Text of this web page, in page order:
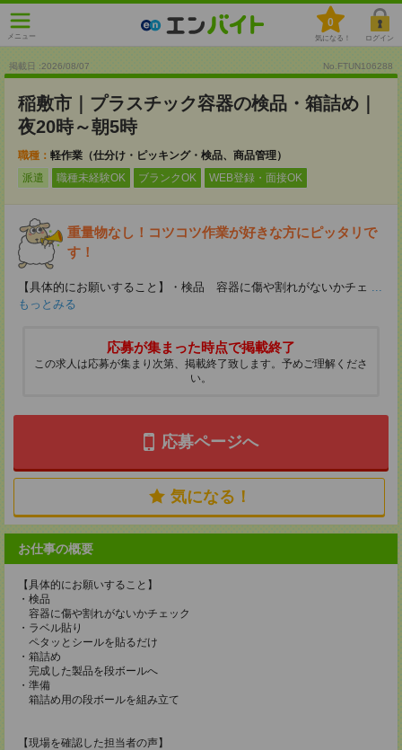
メニュー
0
気になる！ ログイン
掲載日 :2026/08/07 No.FTUN106288
稲敷市｜プラスチック容器の検品・箱詰め｜
夜20時～朝5時
職種： 軽作業（仕分け・ピッキング・検品、商品管理）
派遣
職種未経験OK ブランクOK WEB登録・面接OK
重量物なし！コツコツ作業が好きな方にピッタリで
す！
【具体的にお願いすること】・検品 容器に傷や割れがないかチェ ...
もっとみる
応募が集まった時点で掲載終了
この求人は応募が集まり次第、掲載終了致します。予めご理解くださ
い。
応募ページへ
気になる！
お仕事の概要
【具体的にお願いすること】
・検品
容器に傷や割れがないかチェック
・ラベル貼り
ペタッとシールを貼るだけ
・箱詰め
完成した製品を段ボールへ
・準備
箱詰め用の段ボールを組み立て
【現場を確認した担当者の声】